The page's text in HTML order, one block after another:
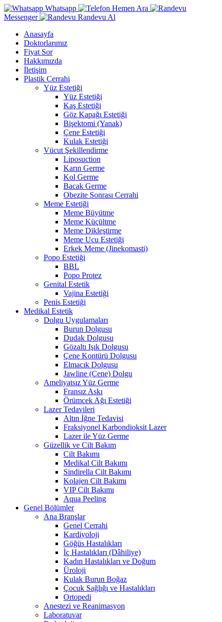
Whatsapp
Hemen Ara
Messenger
Randevu Al
Anasayfa
Doktorlarımız
Fiyat Sor
Hakkımızda
İletişim
Plastik Cerrahi
Yüz Estetiği
Yüz Estetiği
Kaş Estetiği
Göz Kapağı Estetiği
Bişektomi (Yanak)
Çene Estetiği
Kulak Estetiği
Vücut Şekillendirme
Liposuction
Karın Germe
Kol Germe
Bacak Germe
Obezite Sonrası Cerrahi
Meme Estetiği
Meme Büyütme
Meme Küçültme
Meme Dikleştirme
Meme Ucu Estetiği
Erkek Meme (Jinekomasti)
Popo Estetiği
BBL
Popo Protez
Genital Estetik
Vajina Estetiği
Penis Estetiği
Medikal Estetik
Dolgu Uygulamaları
Burun Dolgusu
Dudak Dolgusu
Gözaltı Işık Dolgusu
Çene Kontürü Dolgusu
Elmacık Dolgusu
Jawline (Çene) Dolgu
Ameliyatsız Yüz Germe
Fransız Askı
Örümcek Ağı Estetiği
Lazer Tedavileri
Altın İğne Tedavisi
Fraksiyonel Karbondioksit Lazer
Lazer ile Yüz Germe
Güzellik ve Cilt Bakım
Cilt Bakımı
Medikal Cilt Bakımı
Sindirella Cilt Bakımı
Kolajen Cilt Bakımı
VIP Cilt Bakımı
Aqua Peeling
Genel Bölümler
Ana Branşlar
Genel Cerrahi
Kardiyoloji
Göğüs Hastalıkları
İç Hastalıkları (Dâhiliye)
Kadın Hastalıkları ve Doğum
Üroloji
Kulak Burun Boğaz
Çocuk Sağlığı ve Hastalıkları
Ortopedi
Anestezi ve Reanimasyon
Laboratuvar